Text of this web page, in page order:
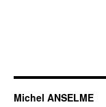
Michel ANSELME